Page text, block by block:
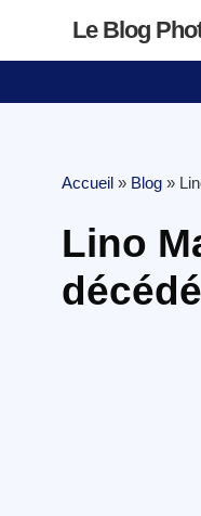
Le Blog
Accueil » Blog »
Lino